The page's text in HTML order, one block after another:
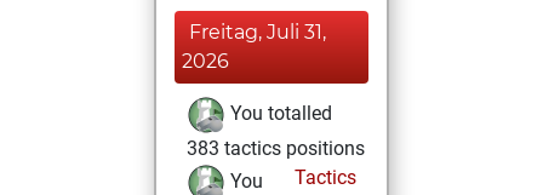
Freitag, Juli 31,
2026
You totalled
383 tactics positions
Tactics
You